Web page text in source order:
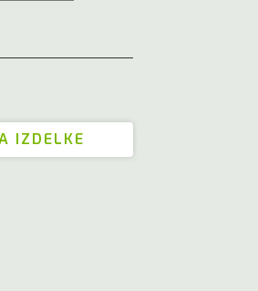
IZDELKE